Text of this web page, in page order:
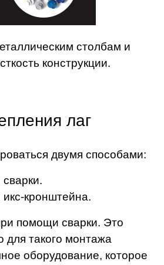
столбам и
конструкции.
лаг
двумя способами:
кронштейна.
помощи сварки. Это
для такого монтажа
оборудование, которое